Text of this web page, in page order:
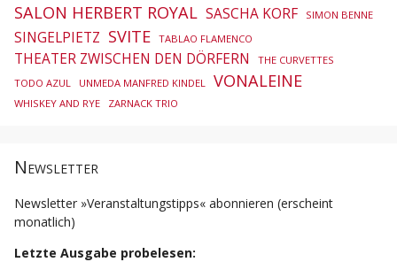
SALON HERBERT ROYAL SASCHA KORF SIMON BENNE
SINGELPIETZ SVITE TABLAO FLAMENCO
THEATER ZWISCHEN DEN DÖRFERN
THE CURVETTES
TODO AZUL
UNMEDA MANFRED KINDEL VONALEINE
WHISKEY AND RYE ZARNACK TRIO
Newsletter
Newsletter »Veranstaltungstipps« abonnieren (erscheint
monatlich)
Letzte Ausgabe probelesen: